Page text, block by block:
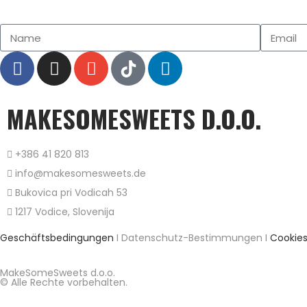
MAKESOMESWEETS D.O.O.
+386 41 820 813
info@makesomesweets.de
Bukovica pri Vodicah 53
1217 Vodice, Slovenija
Geschäftsbedingungen I Datenschutz-Bestimmungen I Cookies
MakeSomeSweets d.o.o.
© Alle Rechte vorbehalten.